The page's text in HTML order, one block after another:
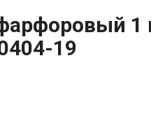
19